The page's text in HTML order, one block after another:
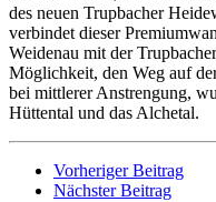
des neuen Trupbacher
verbindet dieser
Weidenau mit der
Möglichkeit, den Weg auf
bei mittlerer Anstrengung,
Hüttental und das Alchetal.
Vorheriger Beitrag
Nächster Beitrag